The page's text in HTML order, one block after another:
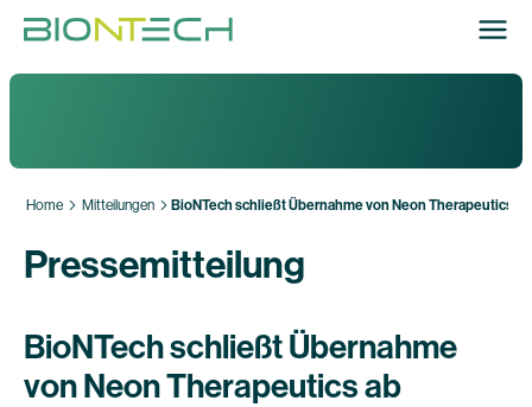
Home Mitteilungen BioNTech schließt Übernahme von Neon Therapeutics ab
Pressemitteilung
BioNTech schließt Übernahme
von Neon Therapeutics ab